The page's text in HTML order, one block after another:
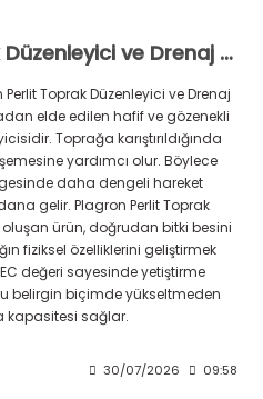
Plagron Perlit Toprak Düzenleyici ve Drenaj Desteği Nedir?
Perlit Toprak Düzenleyici ve Drenaj
elde edilen hafif ve gözenekli
Toprağa karıştırıldığında
yardımcı olur. Böylece
daha dengeli hareket
gelir. Plagron Perlit Toprak
oluşan ürün, doğrudan bitki besini
fiziksel özelliklerini geliştirmek
değeri sayesinde yetiştirme
belirgin biçimde yükseltmeden
kapasitesi sağlar.
30/07/2026 09:58